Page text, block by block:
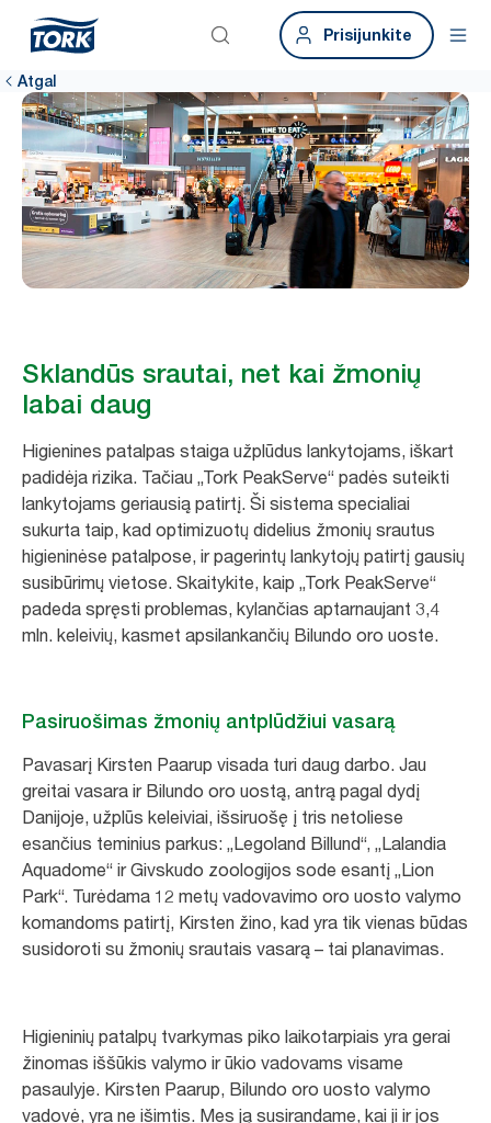
Prisijunkite
Atgal
Sklandūs srautai, net kai žmonių
labai daug
Higienines patalpas staiga užplūdus lankytojams, iškart
padidėja rizika. Tačiau „Tork PeakServe“ padės suteikti
lankytojams geriausią patirtį. Ši sistema specialiai
sukurta taip, kad optimizuotų didelius žmonių srautus
higieninėse patalpose, ir pagerintų lankytojų patirtį gausių
susibūrimų vietose. Skaitykite, kaip „Tork PeakServe“
padeda spręsti problemas, kylančias aptarnaujant 3,4
mln. keleivių, kasmet apsilankančių Bilundo oro uoste.
Pasiruošimas žmonių antplūdžiui vasarą
Pavasarį Kirsten Paarup visada turi daug darbo. Jau
greitai vasara ir Bilundo oro uostą, antrą pagal dydį
Danijoje, užplūs keleiviai, išsiruošę į tris netoliese
esančius teminius parkus: „Legoland Billund“, „Lalandia
Aquadome“ ir Givskudo zoologijos sode esantį „Lion
Park“. Turėdama 12 metų vadovavimo oro uosto valymo
komandoms patirtį, Kirsten žino, kad yra tik vienas būdas
susidoroti su žmonių srautais vasarą – tai planavimas.
Higieninių patalpų tvarkymas piko laikotarpiais yra gerai
žinomas iššūkis valymo ir ūkio vadovams visame
pasaulyje. Kirsten Paarup, Bilundo oro uosto valymo
vadovė, yra ne išimtis. Mes ją susirandame, kai ji ir jos